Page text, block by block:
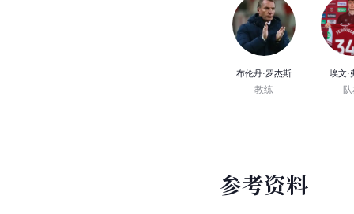
布伦丹·罗杰斯
教练
埃文·
参考资料